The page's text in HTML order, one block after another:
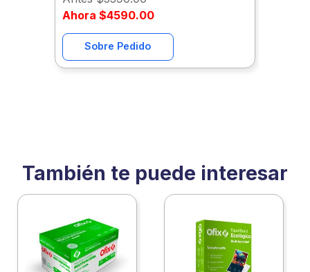
Ahora $4590.00
Sobre Pedido
También te puede interesar